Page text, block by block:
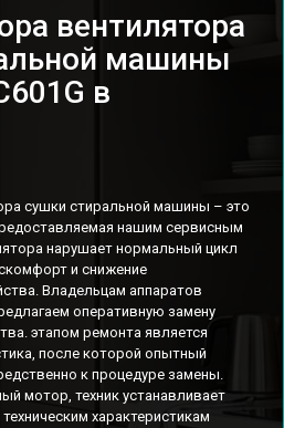
вентилятора
машины
в
сушки стиральной машины – это
нашим сервисным
нарушает нормальный цикл
и снижение
Владельцам аппаратов
оперативную замену
этапом ремонта является
после которой опытный
к процедуре замены.
мотор, техник устанавливает
характеристикам